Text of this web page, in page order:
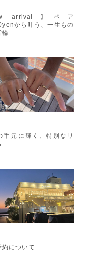
arrival】ペア
から叶う、一生もの
輪
手元に輝く、特別なリ
約について